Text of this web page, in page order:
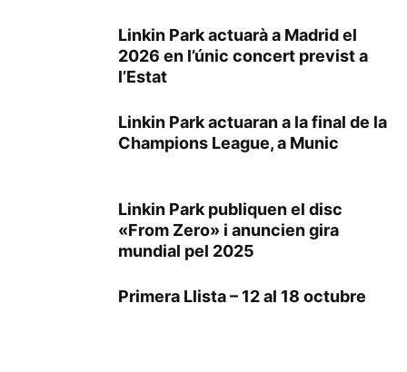
Linkin Park actuarà a Madrid el
2026 en l’únic concert previst a
l’Estat
Linkin Park actuaran a la final de la
Champions League, a Munic
Linkin Park publiquen el disc
«From Zero» i anuncien gira
mundial pel 2025
Primera Llista – 12 al 18 octubre